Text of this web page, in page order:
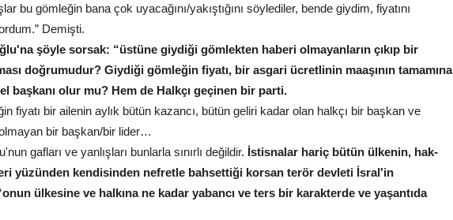
bu gömleğin bana çok uyacağını/yakıştığını söylediler, bende giydim, fiyatını
Demişti.
şöyle sorsak: “üstüne giydiği gömlekten haberi olmayanların çıkıp bir
doğrumudur? Giydiği gömleğin fiyatı, bir asgari ücretlinin maaşının tamamına
başkanı olur mu? Hem de Halkçı geçinen bir parti.
fiyatı bir ailenin aylık bütün kazancı, bütün geliri kadar olan halkçı bir başkan ve
bir başkan/bir lider…
gafları ve yanlışları bunlarla sınırlı değildir. İstisnalar hariç bütün ülkenin, hak-
yüzünden kendisinden nefretle bahsettiği korsan terör devleti İsral'in
ülkesine ve halkına ne kadar yabancı ve ters bir karakterde ve yaşantıda
DSİ arazisi iddialarınaŞanlıurfaspor’da İlk Etap Tamamlandı: